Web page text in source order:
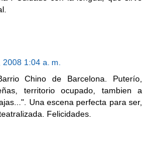
1:04 a. m.
Chino de Barcelona. Puterío,
territorio ocupado, tambien a
Una escena perfecta para ser,
Felicidades.